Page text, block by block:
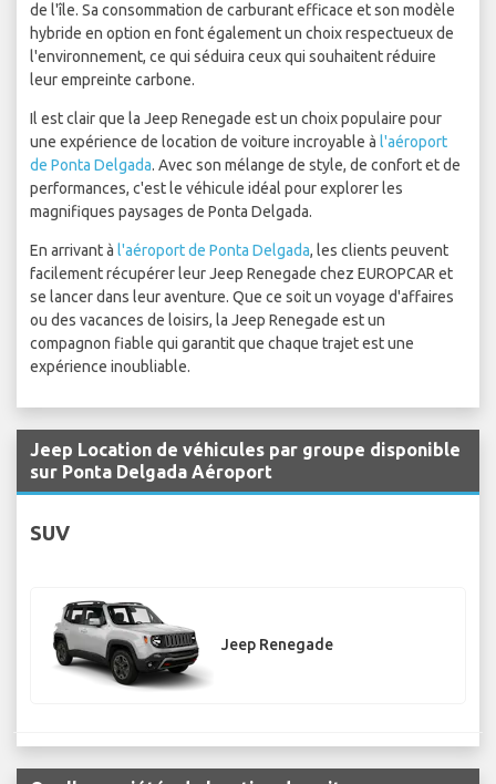
de l'île. Sa consommation de carburant efficace et son modèle
hybride en option en font également un choix respectueux de
l'environnement, ce qui séduira ceux qui souhaitent réduire
leur empreinte carbone.
Il est clair que la Jeep Renegade est un choix populaire pour
une expérience de location de voiture incroyable à l'aéroport
de Ponta Delgada. Avec son mélange de style, de confort et de
performances, c'est le véhicule idéal pour explorer les
magnifiques paysages de Ponta Delgada.
En arrivant à l'aéroport de Ponta Delgada, les clients peuvent
facilement récupérer leur Jeep Renegade chez EUROPCAR et
se lancer dans leur aventure. Que ce soit un voyage d'affaires
ou des vacances de loisirs, la Jeep Renegade est un
compagnon fiable qui garantit que chaque trajet est une
expérience inoubliable.
Jeep Location de véhicules par groupe disponible
sur Ponta Delgada Aéroport
SUV
Jeep Renegade